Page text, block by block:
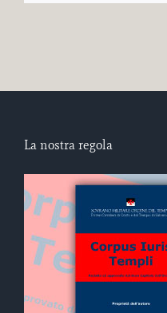
La nostra regola